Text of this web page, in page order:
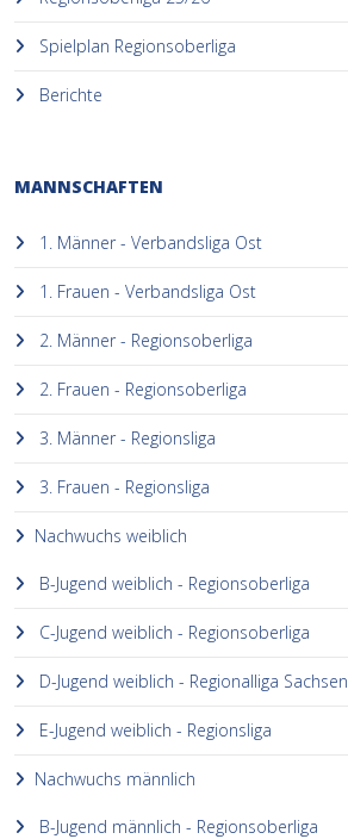
Spielplan Regionsoberliga
Berichte
MANNSCHAFTEN
1. Männer - Verbandsliga Ost
1. Frauen - Verbandsliga Ost
2. Männer - Regionsoberliga
2. Frauen - Regionsoberliga
3. Männer - Regionsliga
3. Frauen - Regionsliga
Nachwuchs weiblich
B-Jugend weiblich - Regionsoberliga
C-Jugend weiblich - Regionsoberliga
D-Jugend weiblich - Regionalliga Sachsen
E-Jugend weiblich - Regionsliga
Nachwuchs männlich
B-Jugend männlich - Regionsoberliga